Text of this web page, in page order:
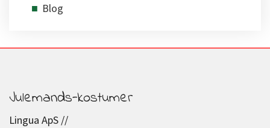
Blog
Julemands-kostumer
Lingua ApS //